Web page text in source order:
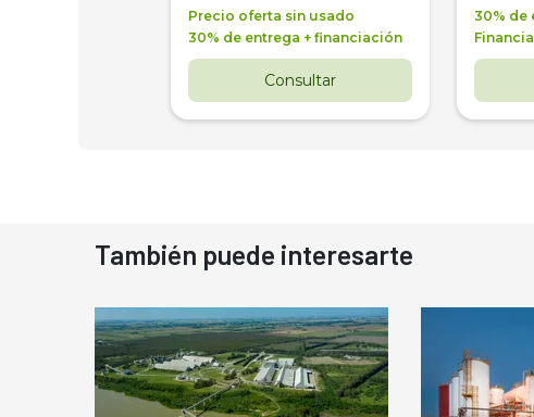
Precio oferta sin usado
30% de entrega + financiación
Consultar
30% de
También puede interesarte